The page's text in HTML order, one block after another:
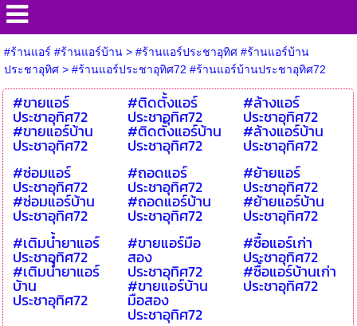
#ร้านแอร์ #ร้านแอร์บ้าน> #ร้านแอร์ประชาอุทิศ #ร้านแอร์บ้าน
ประชาอุทิศ> #ร้านแอร์ประชาอุทิศ72 #ร้านแอร์บ้านประชาอุทิศ72
#ขายแอร์
ประชาอุทิศ72
#ขายแอร์บ้าน
ประชาอุทิศ72
#ติดตั้งแอร์
ประชาอุทิศ72
#ติดตั้งแอร์บ้าน
ประชาอุทิศ72
#ล้างแอร์
ประชาอุทิศ72
#ล้างแอร์บ้าน
ประชาอุทิศ72
#ซ่อมแอร์
ประชาอุทิศ72
#ซ่อมแอร์บ้าน
ประชาอุทิศ72
#ถอดแอร์
ประชาอุทิศ72
#ถอดแอร์บ้าน
ประชาอุทิศ72
#ย้ายแอร์
ประชาอุทิศ72
#ย้ายแอร์บ้าน
ประชาอุทิศ72
#เติมน้ำยาแอร์
ประชาอุทิศ72
#เติมน้ำยาแอร์
บ้าน
ประชาอุทิศ72
#ขายแอร์มือ
สอง
ประชาอุทิศ72
#ขายแอร์บ้าน
มือสอง
ประชาอุทิศ72
#ซื้อแอร์เก่า
ประชาอุทิศ72
#ซื้อแอร์บ้านเก่า
ประชาอุทิศ72